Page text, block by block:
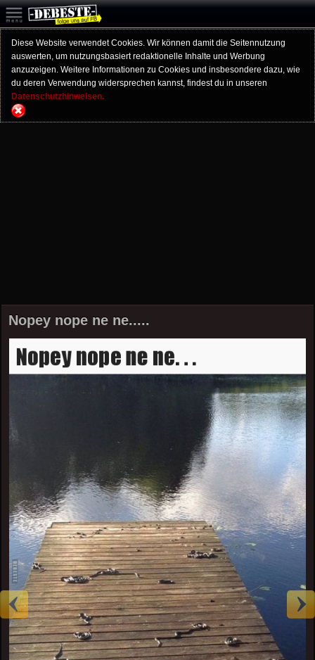
Diese Website verwendet Cookies. Wir können damit die Seitennutzung
auswerten, um nutzungsbasiert redaktionelle Inhalte und Werbung
anzuzeigen. Weitere Informationen zu Cookies und insbesondere dazu, wie
du deren Verwendung widersprechen kannst, findest du in unseren
Datenschutzhinweisen.
Nopey nope ne ne.....